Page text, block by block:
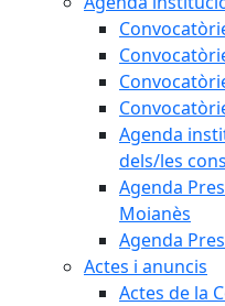
Agenda
dels/les
Agenda
Moianès
Agenda
Actes i anuncis
Actes de la